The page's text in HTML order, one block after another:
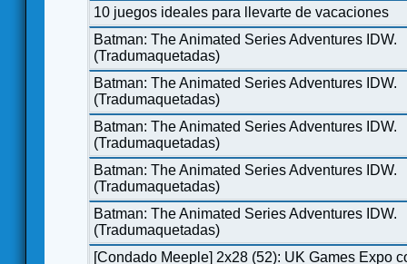
10 juegos ideales para llevarte de vacaciones
Batman: The Animated Series Adventures IDW.
(Tradumaquetadas)
Batman: The Animated Series Adventures IDW.
(Tradumaquetadas)
Batman: The Animated Series Adventures IDW.
(Tradumaquetadas)
Batman: The Animated Series Adventures IDW.
(Tradumaquetadas)
Batman: The Animated Series Adventures IDW.
(Tradumaquetadas)
[Condado Meeple] 2x28 (52): UK Games Expo